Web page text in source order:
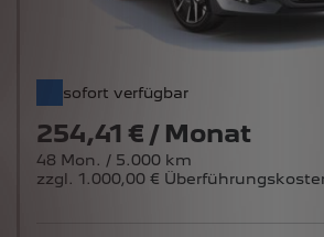
254,41 € / Monat
48 Mon. / 5.000 km
zzgl. 1.000,00 € Überführungskosten